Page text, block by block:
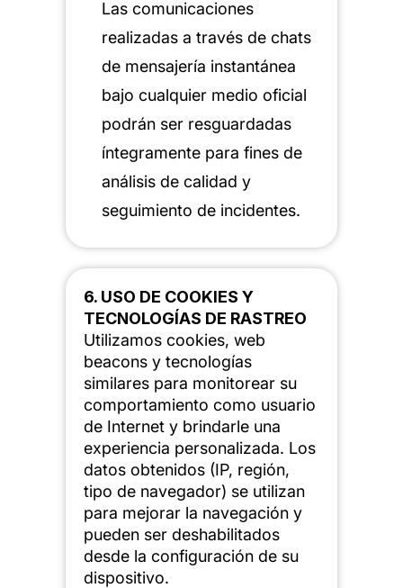
Las comunicaciones
realizadas a través de chats
de mensajería instantánea
bajo cualquier medio oficial
podrán ser resguardadas
íntegramente para fines de
análisis de calidad y
seguimiento de incidentes.
6. USO DE COOKIES Y
TECNOLOGÍAS DE RASTREO
Utilizamos cookies, web
beacons y tecnologías
similares para monitorear su
comportamiento como usuario
de Internet y brindarle una
experiencia personalizada. Los
datos obtenidos (IP, región,
tipo de navegador) se utilizan
para mejorar la navegación y
pueden ser deshabilitados
desde la configuración de su
dispositivo.